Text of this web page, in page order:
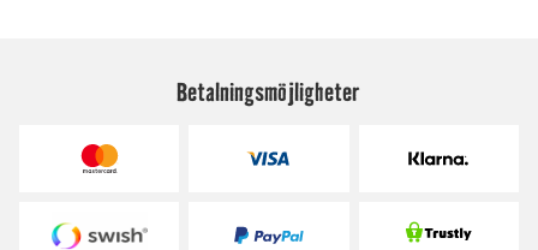
Betalningsmöjligheter